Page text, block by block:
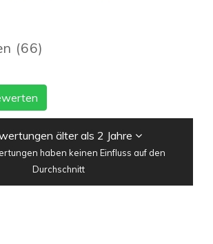
(66)
älter als 2 Jahre
haben keinen Einfluss auf den
Durchschnitt